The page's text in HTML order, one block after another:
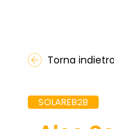
Torna indietro
SOLAREB2B